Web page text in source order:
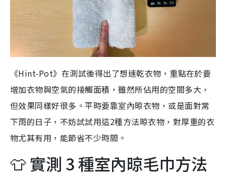
《Hint-Pot》在測試後得出了想速乾衣物，重點在於要
增加衣物與空氣的接觸面積，雖然所佔用的空間多大，
但效果同樣好很多。平時要靠室內晾衣物，或是面對常
下雨的日子，不妨試試用這2種方法晾衣物，對厚重的衣
物尤其有用，能節省不少時間。
👕 實測 3 種室內晾毛巾方法